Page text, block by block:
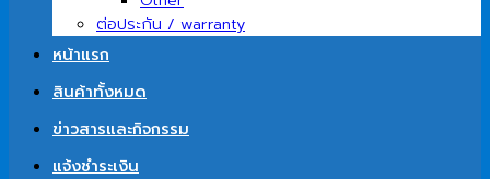
ต่อประกัน / warranty
หน้าแรก
สินค้าทั้งหมด
ข่าวสารและกิจกรรม
แจ้งชำระเงิน